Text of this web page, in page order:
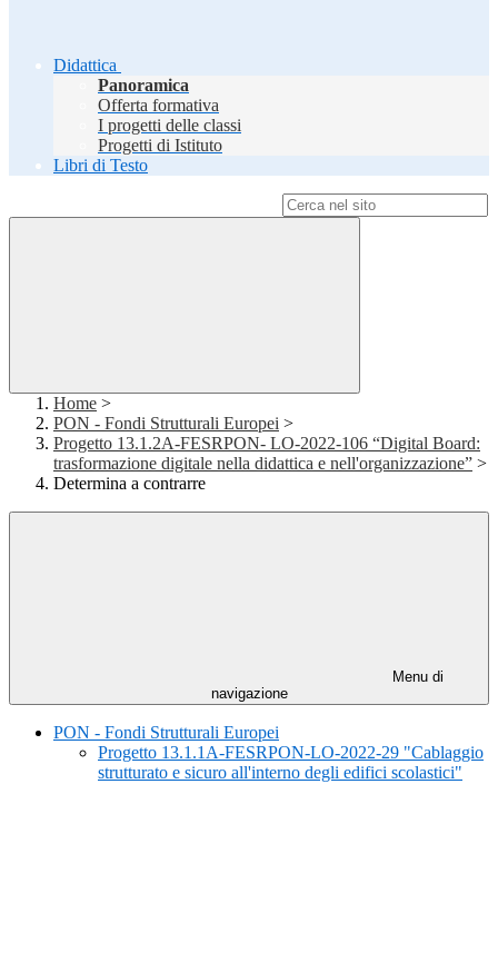
Didattica
Panoramica
Offerta formativa
I progetti delle classi
Progetti di Istituto
Libri di Testo
Home >
PON - Fondi Strutturali Europei >
Progetto 13.1.2A-FESRPON- LO-2022-106 “Digital Board:
trasformazione digitale nella didattica e nell'organizzazione” >
Determina a contrarre
Menu di
navigazione
PON - Fondi Strutturali Europei
Progetto 13.1.1A-FESRPON-LO-2022-29 "Cablaggio
strutturato e sicuro all'interno degli edifici scolastici"